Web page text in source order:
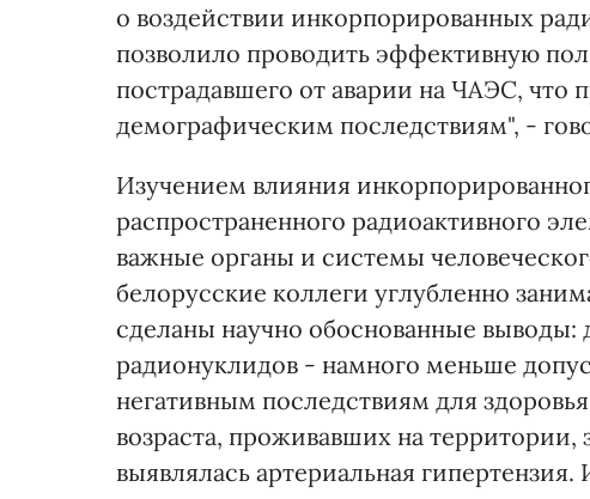
о воздействии инкорпорированных
позволило проводить эффективную
пострадавшего от аварии на ЧАЭС,
демографическим последствиям", -
Изучением влияния
распространенного радиоактивного
важные органы и системы
белорусские коллеги углубленно
сделаны научно обоснованные выводы:
радионуклидов - намного меньше
негативным последствиям для
возраста, проживавших на
выявлялась артериальная